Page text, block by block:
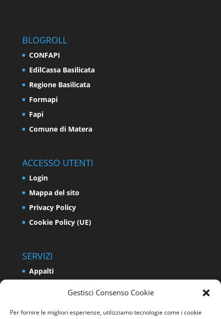
Gestisci Consenso Cookie
Per fornire le migliori esperienze, utilizziamo tecnologie come i cookie
BLOGROLL
CONFAPI
EdilCassa Basilicata
Regione Basilicata
Formapi
Fapi
Comune di Matera
ACCESSO UTENTI
Login
Mappa del sito
Privacy Policy
Cookie Policy (UE)
SERVIZI
Appalti
Impresa